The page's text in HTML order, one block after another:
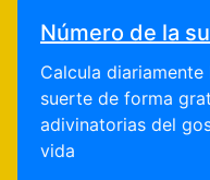
Número de la
Calcula
suerte de forma
adivinatorias del
vida